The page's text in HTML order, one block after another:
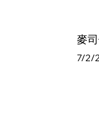
麥
7/2/